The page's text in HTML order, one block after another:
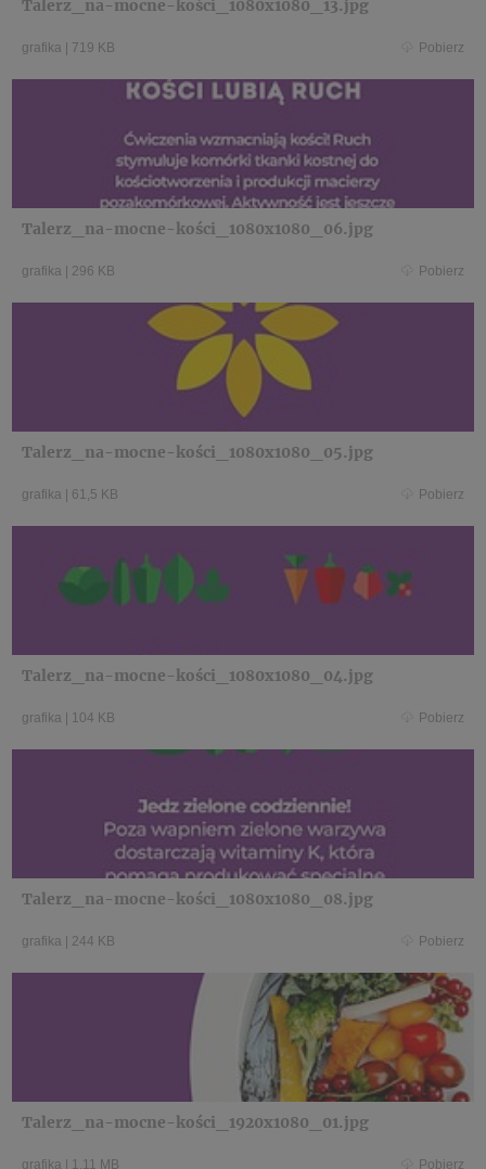
Talerz_na-mocne-kości_1080x1080_13.jpg
grafika 719 KB Pobierz
Talerz_na-mocne-kości_1080x1080_06.jpg
grafika 296 KB Pobierz
Talerz_na-mocne-kości_1080x1080_05.jpg
grafika 61,5 KB Pobierz
Talerz_na-mocne-kości_1080x1080_04.jpg
grafika 104 KB Pobierz
Talerz_na-mocne-kości_1080x1080_08.jpg
grafika 244 KB Pobierz
Talerz_na-mocne-kości_1920x1080_01.jpg
grafika 1,11 MB Pobierz